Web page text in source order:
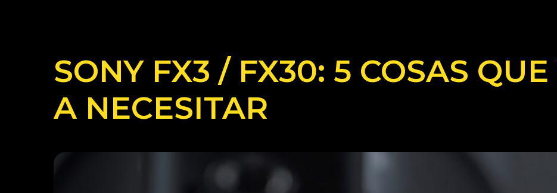
SONY FX3 / FX30: 5 COSAS QUE
A NECESITAR